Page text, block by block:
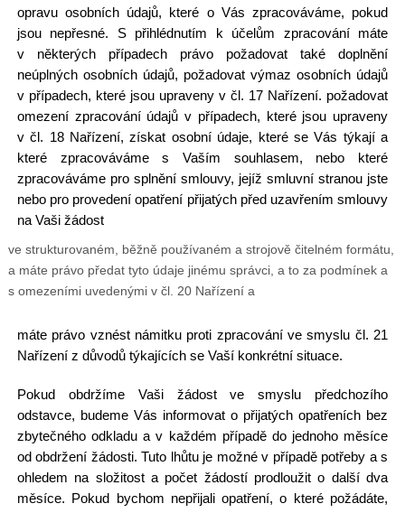
opravu osobních údajů, které o Vás zpracováváme, pokud
jsou nepřesné. S přihlédnutím k účelům zpracování máte
v některých případech právo požadovat také doplnění
neúplných osobních údajů, požadovat výmaz osobních údajů
v případech, které jsou upraveny v čl. 17 Nařízení. požadovat
omezení zpracování údajů v případech, které jsou upraveny
v čl. 18 Nařízení, získat osobní údaje, které se Vás týkají a
které zpracováváme s Vaším souhlasem, nebo které
zpracováváme pro splnění smlouvy, jejíž smluvní stranou jste
nebo pro provedení opatření přijatých před uzavřením smlouvy
na Vaši žádost
ve strukturovaném, běžně používaném a strojově čitelném formátu,
a máte právo předat tyto údaje jinému správci, a to za podmínek a
s omezeními uvedenými v čl. 20 Nařízení a
máte právo vznést námitku proti zpracování ve smyslu čl. 21
Nařízení z důvodů týkajících se Vaší konkrétní situace.
Pokud obdržíme Vaši žádost ve smyslu předchozího
odstavce, budeme Vás informovat o přijatých opatřeních bez
zbytečného odkladu a v každém případě do jednoho měsíce
od obdržení žádosti. Tuto lhůtu je možné v případě potřeby a s
ohledem na složitost a počet žádostí prodloužit o další dva
měsíce. Pokud bychom nepřijali opatření, o které požádáte,